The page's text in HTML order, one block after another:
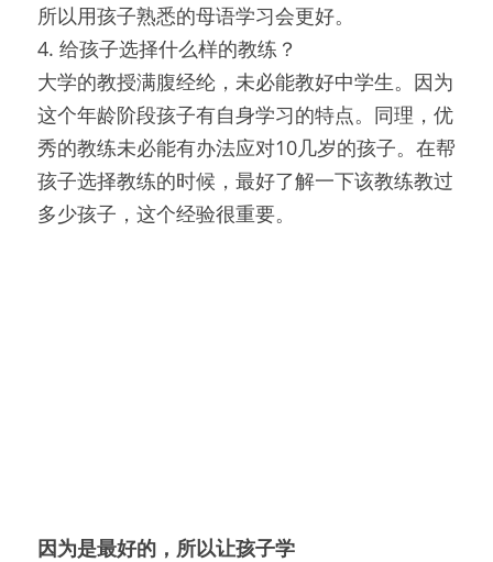
所以用孩子熟悉的母语学习会更好。
4. 给孩子选择什么样的教练？
大学的教授满腹经纶，未必能教好中学生。因为
这个年龄阶段孩子有自身学习的特点。同理，优
秀的教练未必能有办法应对10几岁的孩子。在帮
孩子选择教练的时候，最好了解一下该教练教过
多少孩子，这个经验很重要。
因为是最好的，所以让孩子学